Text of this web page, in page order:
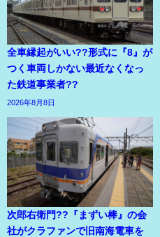
全車縁起がいい??形式に『8』が
つく車両しかない最近なくなっ
た鉄道事業者??
2026年8月8日
次郎右衛門??『まずい棒』の会
社がクラファンで旧南海電車を